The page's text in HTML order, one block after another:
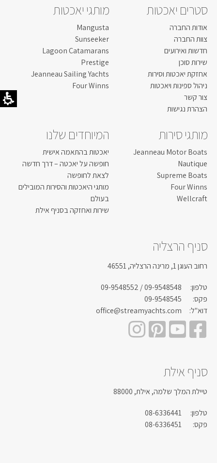
סטרים יאכטות
אודות החברה
צוות החברה
חדשות ואירועים
שירות סוכן
אחזקת יאכטות וסירות
ניהול ספינות ויאכטות
צור קשר
הצהרת נגישות
מותגי יאכטות
Mangusta
Sunseeker
Lagoon Catamarans
Prestige
Jeanneau Sailing Yachts
Four Winns
מותגי סירות
Jeanneau Motor Boats
Nautique
Supreme Boats
Four Winns
Wellcraft
המיוחדים שלנו
יאכטות בהתאמה אישית
חופשה על יאכטה – דרך חדשה
לצאת לחופשה
מותגי היאכטות והסירות המובילים
בעולם
שירות ואחזקה בסניף אילת
סניף הרצליה
רחוב העוגן 1, מרינה הרצליה, 46551
טלפון: 09-9548548
/ 09-9548552
פקס:
09-9548545
דוא"ל:
office@streamyachts.com
סניף אילת
טיילת המלך שלמה, אילת, 88000
טלפון:
08-6336441
פקס:
08-6336451